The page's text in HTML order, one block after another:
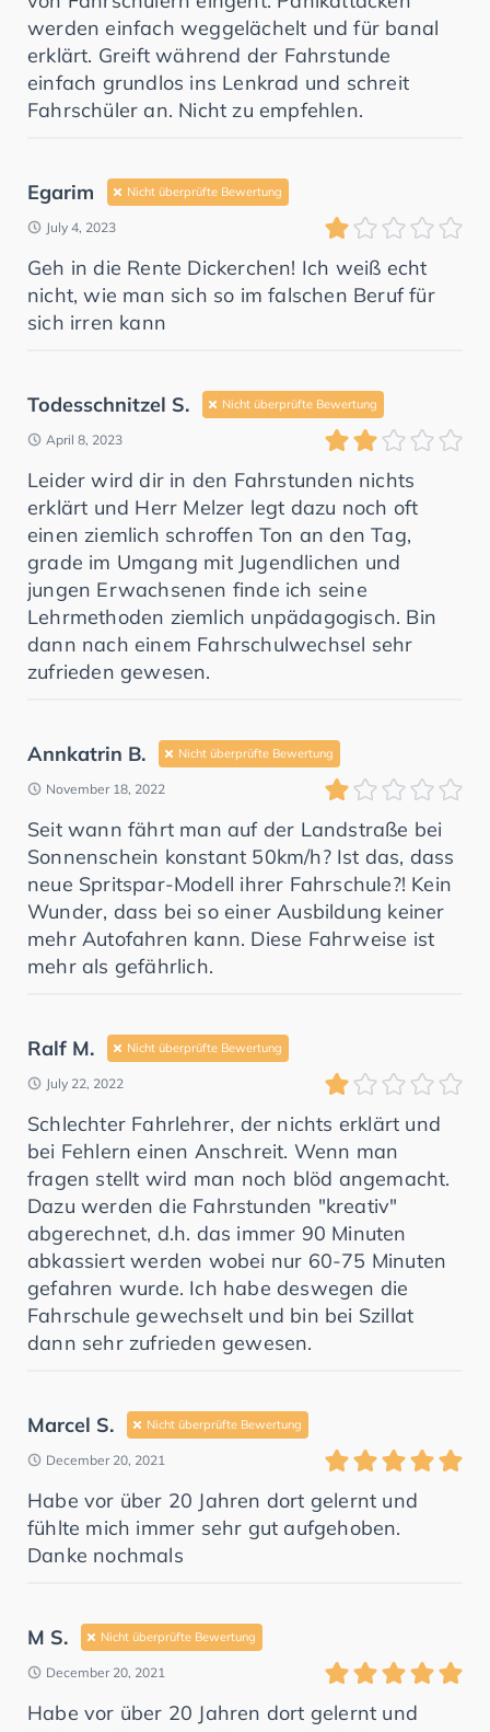
werden einfach weggelächelt und für banal
erklärt. Greift während der Fahrstunde
einfach grundlos ins Lenkrad und schreit
Fahrschüler an. Nicht zu empfehlen.
Egarim Nicht überprüfte Bewertung
July 4, 2023
Geh in die Rente Dickerchen! Ich weiß echt
nicht, wie man sich so im falschen Beruf für
sich irren kann
Todesschnitzel S. Nicht überprüfte Bewertung
April 8, 2023
Leider wird dir in den Fahrstunden nichts
erklärt und Herr Melzer legt dazu noch oft
einen ziemlich schroffen Ton an den Tag,
grade im Umgang mit Jugendlichen und
jungen Erwachsenen finde ich seine
Lehrmethoden ziemlich unpädagogisch. Bin
dann nach einem Fahrschulwechsel sehr
zufrieden gewesen.
Annkatrin B. Nicht überprüfte Bewertung
November 18, 2022
Seit wann fährt man auf der Landstraße bei
Sonnenschein konstant 50km/h? Ist das, dass
neue Spritspar-Modell ihrer Fahrschule?! Kein
Wunder, dass bei so einer Ausbildung keiner
mehr Autofahren kann. Diese Fahrweise ist
mehr als gefährlich.
Ralf M. Nicht überprüfte Bewertung
July 22, 2022
Schlechter Fahrlehrer, der nichts erklärt und
bei Fehlern einen Anschreit. Wenn man
fragen stellt wird man noch blöd angemacht.
Dazu werden die Fahrstunden "kreativ"
abgerechnet, d.h. das immer 90 Minuten
abkassiert werden wobei nur 60-75 Minuten
gefahren wurde. Ich habe deswegen die
Fahrschule gewechselt und bin bei Szillat
dann sehr zufrieden gewesen.
Marcel S. Nicht überprüfte Bewertung
December 20, 2021
Habe vor über 20 Jahren dort gelernt und
fühlte mich immer sehr gut aufgehoben.
Danke nochmals
M S. Nicht überprüfte Bewertung
December 20, 2021
Habe vor über 20 Jahren dort gelernt und